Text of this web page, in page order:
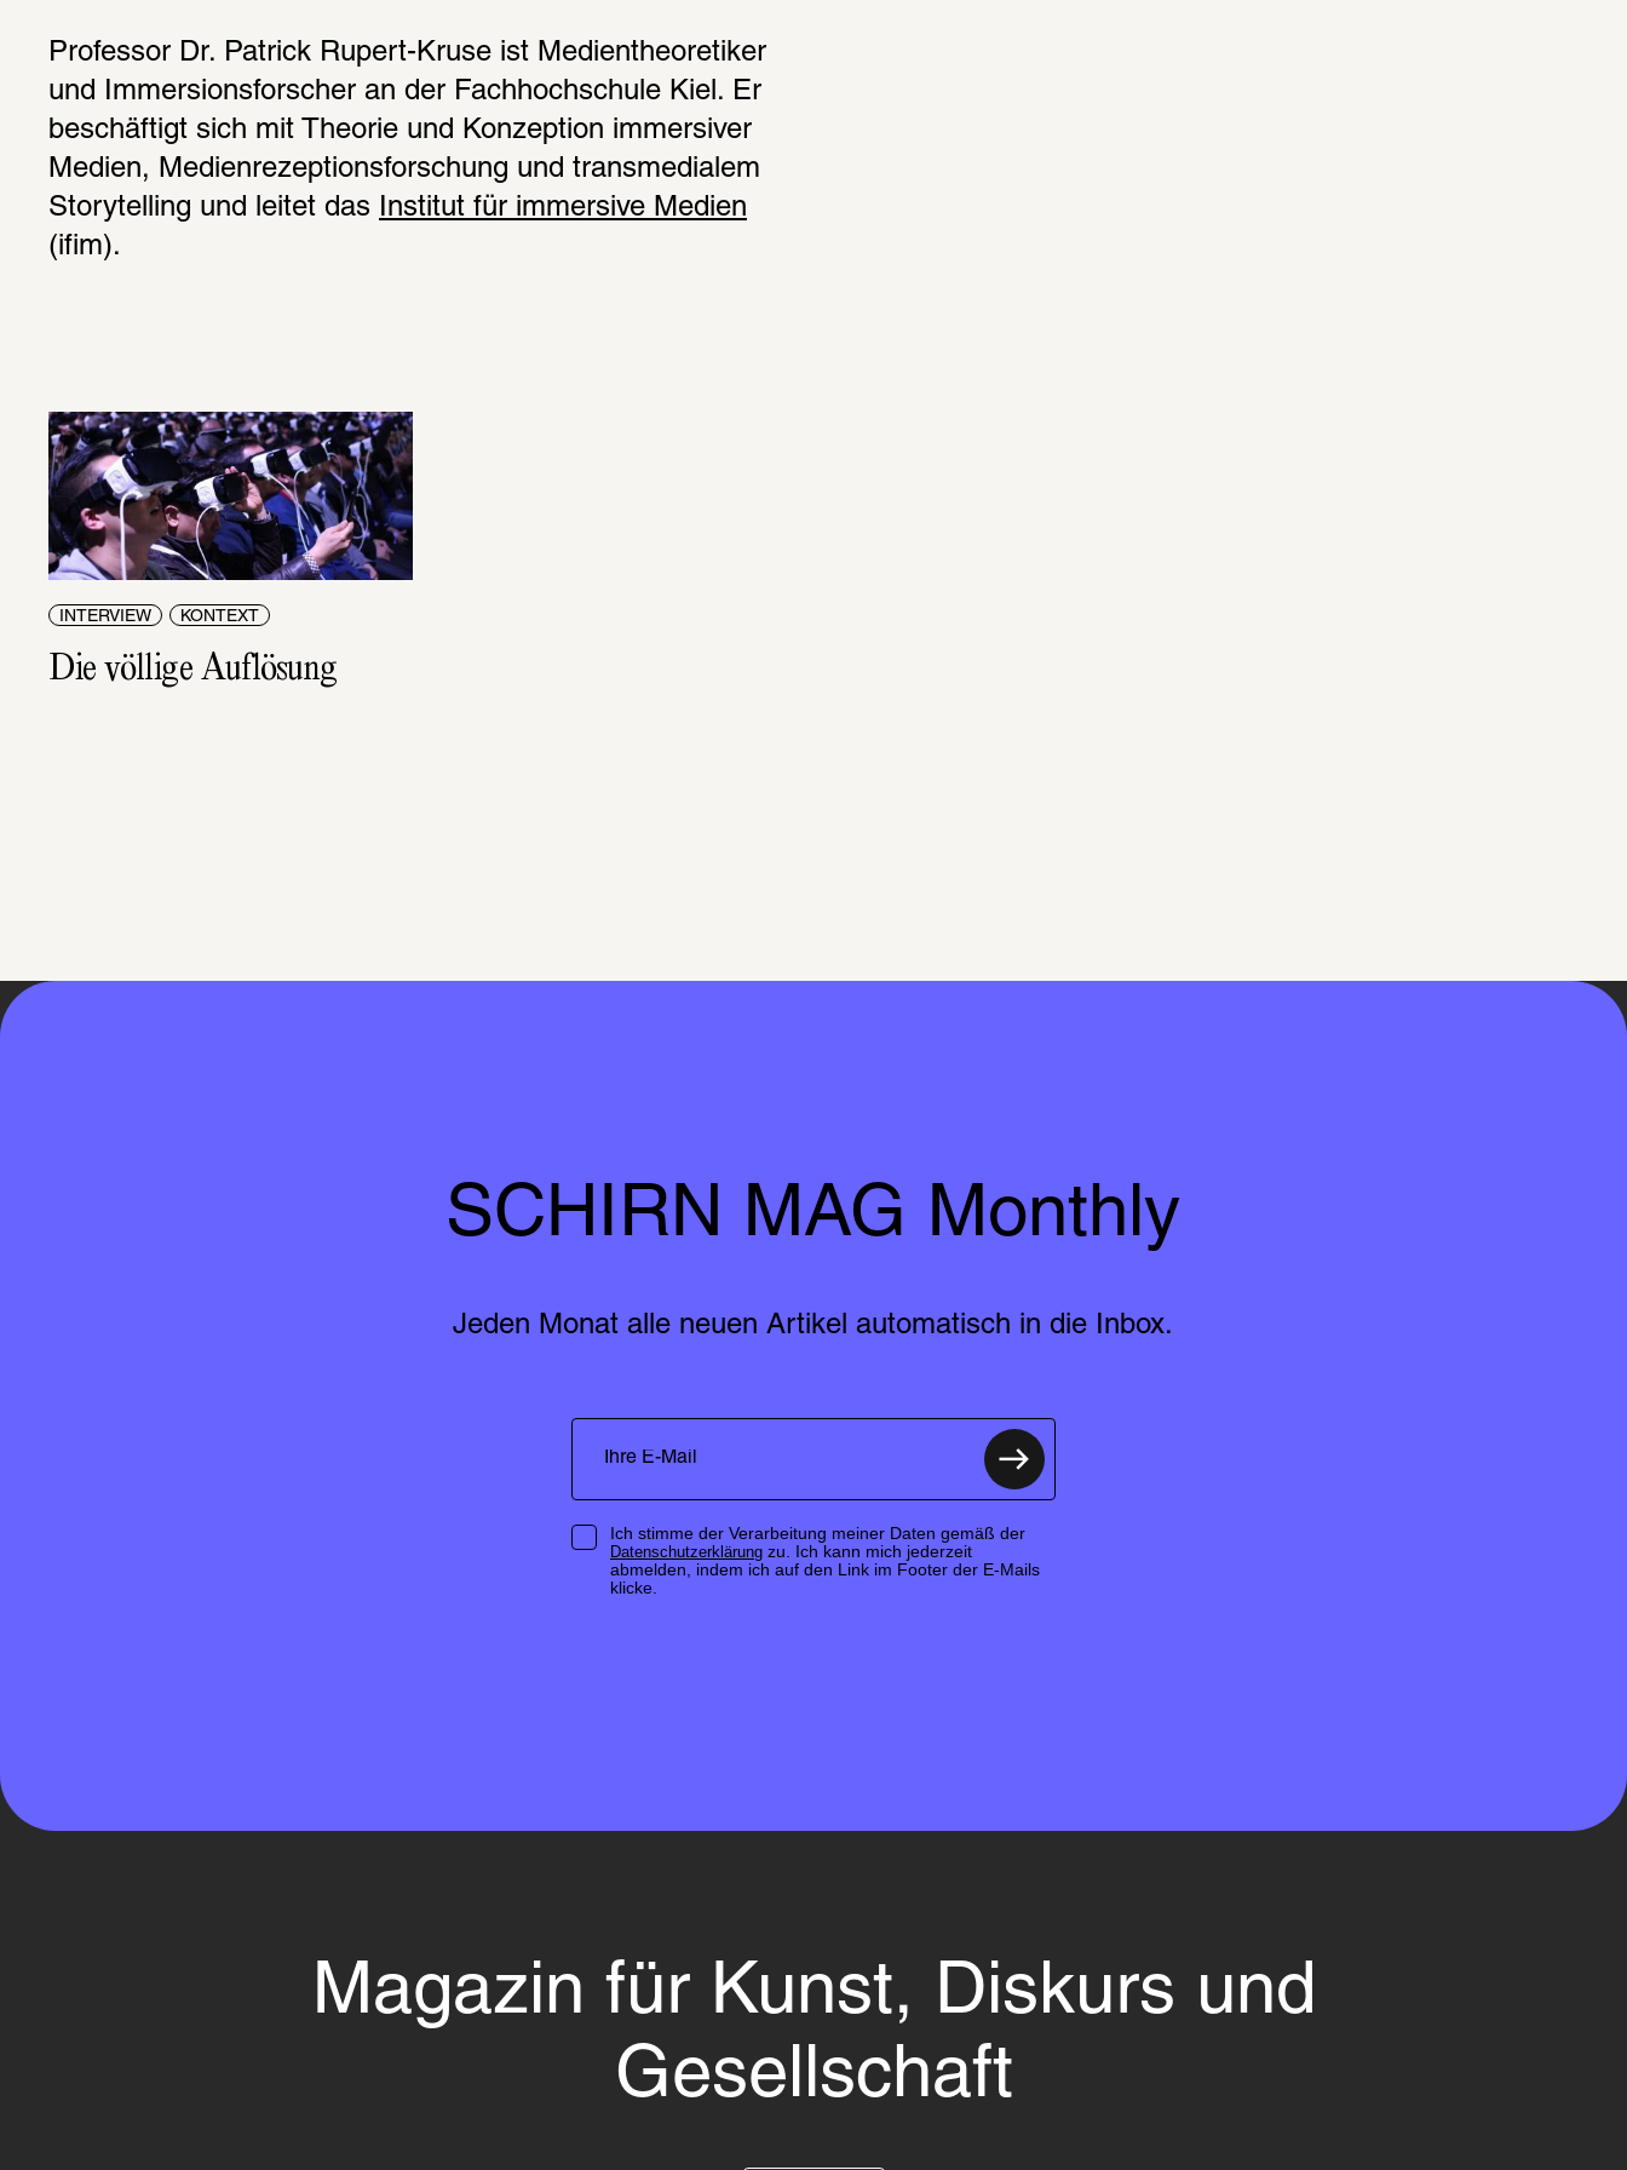
Professor Dr. Patrick Rupert-Kruse ist Medientheoretiker
und Immersionsforscher an der Fachhochschule Kiel. Er
beschäftigt sich mit Theorie und Konzeption immersiver
Medien, Medienrezeptionsforschung und transmedialem
Storytelling und leitet das
Institut für immersive Medien
(ifim).
INTERVIEW KONTEXT
Die völlige Auflösung
SCHIRN MAG Monthly
Jeden Monat alle neuen Artikel automatisch in die Inbox.
Ich stimme der Verarbeitung meiner Daten gemäß der
Datenschutzerklärungzu. Ich kann mich jederzeit
abmelden, indem ich auf den Link im Footer der E-Mails
klicke.
Magazin für Kunst, Diskurs und
Gesellschaft